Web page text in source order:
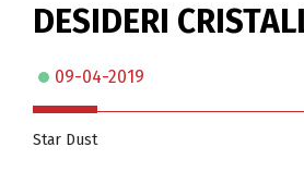
DESIDERI
09-04-2019
Star Dust